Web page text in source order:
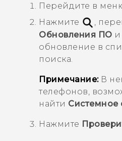
Перейдите в
Нажмите
,
Обновления ПО
обновление в
поиска.
Примечание:В
телефонов,
найти Системное
Нажмите